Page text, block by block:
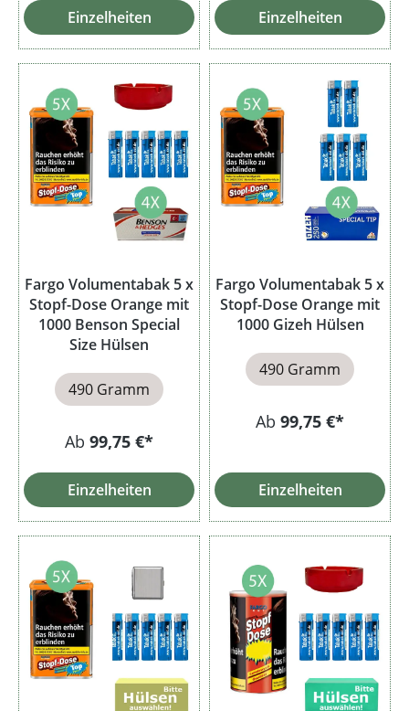
Einzelheiten Einzelheiten
Fargo Volumentabak 5 x
Stopf-Dose Orange mit
1000 Benson Special
Size Hülsen
490 Gramm
Ab 99,75 €*
Einzelheiten
Fargo Volumentabak 5 x
Stopf-Dose Orange mit
1000 Gizeh Hülsen
490 Gramm
Ab 99,75 €*
Einzelheiten